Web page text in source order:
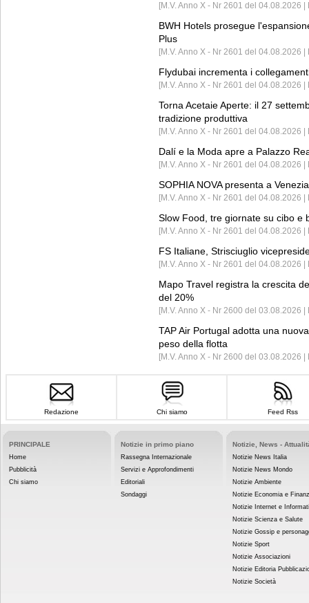
[M.V. Anno X - Nr 2601 del 04.08.2026 |
BWH Hotels prosegue
Plus
[M.V. Anno X - Nr 2601 del 04.08.2026 |
Flydubai incrementa i
[M.V. Anno X - Nr 2601 del 04.08.2026 |
Torna Acetaie Aperte: il 27
tradizione produttiva
[M.V. Anno X - Nr 2601 del 04.08.2026 |
Dalí e la Moda apre a Palazzo
[M.V. Anno X - Nr 2601 del 04.08.2026 |
SOPHIA NOVA presenta a
[M.V. Anno X - Nr 2601 del 04.08.2026
Slow Food, tre giornate su cibo e
[M.V. Anno X - Nr 2601 del 04.08.2026 |
FS Italiane, Strisciuglio
[M.V. Anno X - Nr 2601 del 04.08.2026 |
Mapo Travel registra la crescita
del 20%
[M.V. Anno X - Nr 2600 del 03.08.2026 |
TAP Air Portugal adotta una
peso della flotta
[M.V. Anno X - Nr 2600 del 03.08.2026
Redazione Chi siamo Feed Rss
PRINCIPALE
Home
Pubblicità
Chi siamo
Notizie in primo piano
Rassegna Internazionale
Servizi e Approfondimenti
Editoriali
Sondaggi
Notizie, News -
Notizie News Italia
Notizie News Mondo
Notizie Ambiente
Notizie Economia e
Notizie Internet e
Notizie Scienza e Salute
Notizie Gossip e
Notizie Sport
Notizie Associazioni
Notizie Editoria
Notizie Società